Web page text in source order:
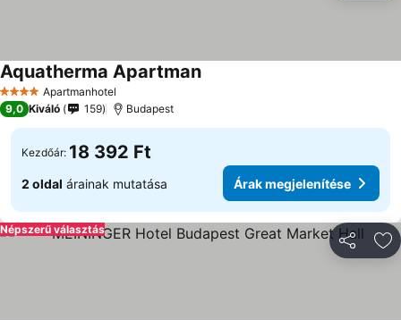
4 KategóriaApartmanhotel
Aquatherma Apartman
9,0 Kiváló 159 Budapest
Kezdőár: 18 392 Ft
2 oldal árainak mutatása Árak megjelenítése
Népszerű választás